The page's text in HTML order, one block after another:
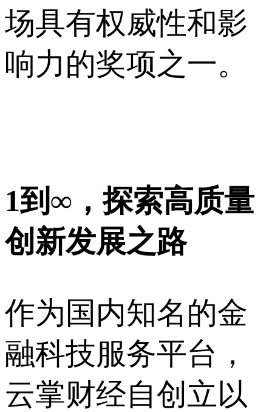
场具有权威性和影
响力的奖项之一。
1到∞，探索高质量
创新发展之路
作为国内知名的金
融科技服务平台，
云掌财经自创立以